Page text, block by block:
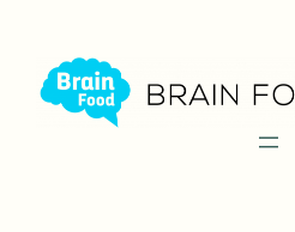
Inhalt
springen